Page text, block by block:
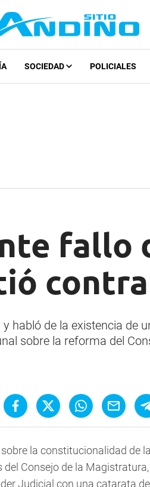
SOCIEDAD POLICIALES
fallo
habló de la existencia de
sobre la reforma del
la constitucionalidad de la
del Consejo de la Magistratura,
Judicial con una catarata de